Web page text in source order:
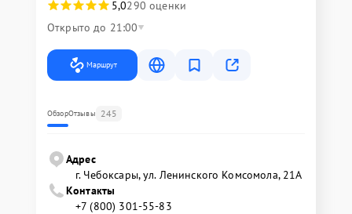
5,0290 оценки
Открыто до 21:00
Маршрут
ОбзорОтзывы 245
Адрес
г. Чебоксары, ул. Ленинского Комсомола, 21А
Контакты
+7 (800) 301-55-83